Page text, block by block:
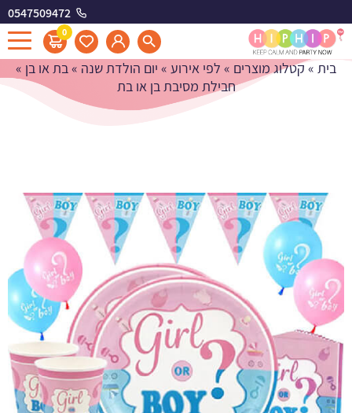
0547509472
0
חבילת מסיבת בן או בת
בית »קטלוג מוצרים » לפי אירוע » יום הולדת שנה »בת או בן »
חבילת מסיבת בן או בת